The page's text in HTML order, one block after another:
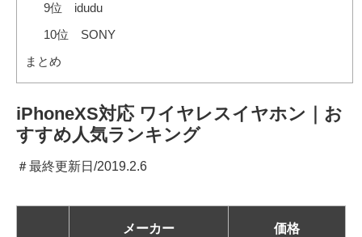
9位 idudu
10位 SONY
まとめ
iPhoneXS対応 ワイヤレスイヤホン｜お
すすめ人気ランキング
＃最終更新日/2019.2.6
メーカー 価格